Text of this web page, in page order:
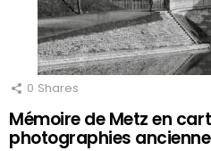
0 Shares
Mémoire de Metz en
photographies